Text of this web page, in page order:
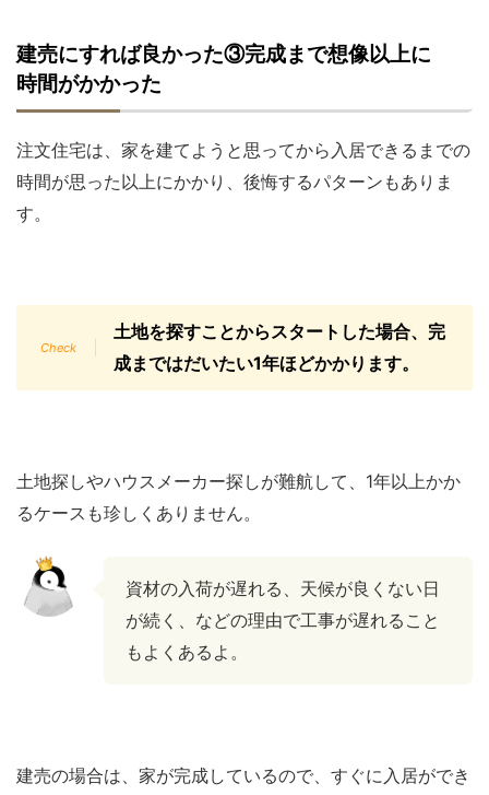
建売にすれば良かった③完成まで想像以上に
時間がかかった
注文住宅は、家を建てようと思ってから入居できるまでの
時間が思った以上にかかり、後悔するパターンもありま
す。
土地を探すことからスタートした場合、完
成まではだいたい1年ほどかかります。
土地探しやハウスメーカー探しが難航して、1年以上かか
るケースも珍しくありません。
資材の入荷が遅れる、天候が良くない日
が続く、などの理由で工事が遅れること
もよくあるよ。
建売の場合は、家が完成しているので、すぐに入居ができ